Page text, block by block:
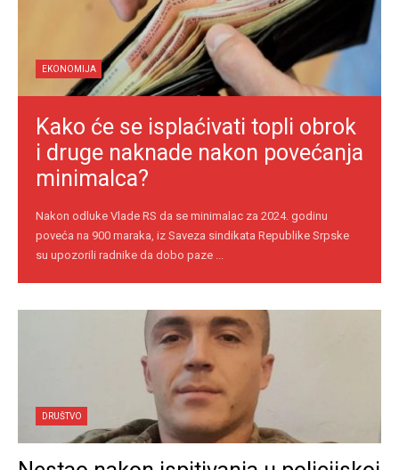
EKONOMIJA
Kako će se isplaćivati topli obrok
i druge naknade nakon povećanja
minimalca?
Nakon odluke Vlade RS da se minimalac za 2024. godinu
poveća na 900 maraka, iz Saveza sindikata Republike Srpske
su upozorili radnike da dobo paze ...
DRUŠTVO